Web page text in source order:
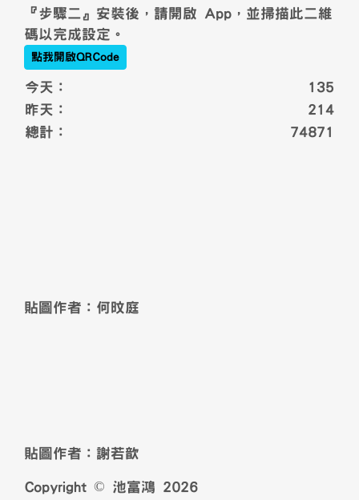
『步驟二』安裝後，請開啟 App，並掃描此二維
碼以完成設定。
點我開啟QRCode
今天：
135
昨天：
214
總計：
74871
貼圖作者：何旼庭
貼圖作者：謝若歆
Copyright © 池富鴻 2026